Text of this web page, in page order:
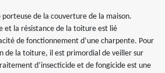
de la couverture de la maison.
et la résistance de la toiture est lié
de fonctionnement d’une charpente. Pour
de la toiture, il est primordial de veiller sur
d’insecticide et de fongicide est une